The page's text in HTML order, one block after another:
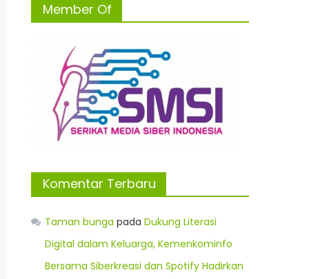
Member Of
Komentar Terbaru
Taman bunga padaDukung Literasi
Digital dalam Keluarga, Kemenkominfo
Bersama Siberkreasi dan Spotify Hadirkan